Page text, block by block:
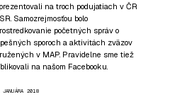
na troch podujatiach v ČR
Samozrejmosťou bolo
početných správ o
sporoch a aktivitách zväzov
v MAP. Pravidelne sme tiež
na našom Facebooku.
2018